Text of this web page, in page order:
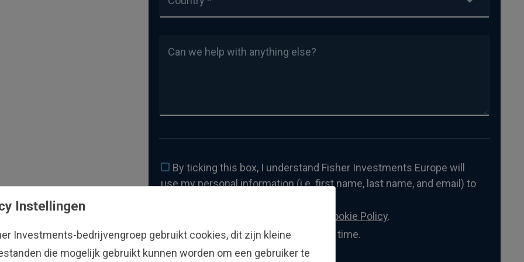
Can we help with anything else?
By ticking this box, I understand Fisher Investments Europe will
use my personal information (i.e. first name, last name, and email) to
Privacy Policy and Cookie Policy.
I canopt-outof communication at any time.
Instellingen
Investments-bedrijvengroep gebruikt cookies, dit zijn kleine
die mogelijk gebruikt kunnen worden om een gebruiker te